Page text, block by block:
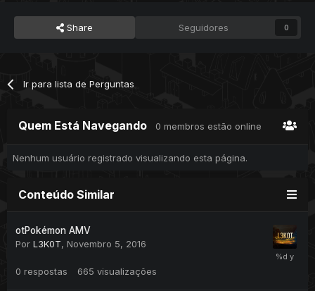
Share Seguidores 0
Ir para lista de Perguntas
Quem Está Navegando 0 membros estão online
Nenhum usuário registrado visualizando esta página.
Conteúdo Similar
otPokémon AMV
Por L3K0T, Novembro 5, 2016
0 respostas 665 visualizações